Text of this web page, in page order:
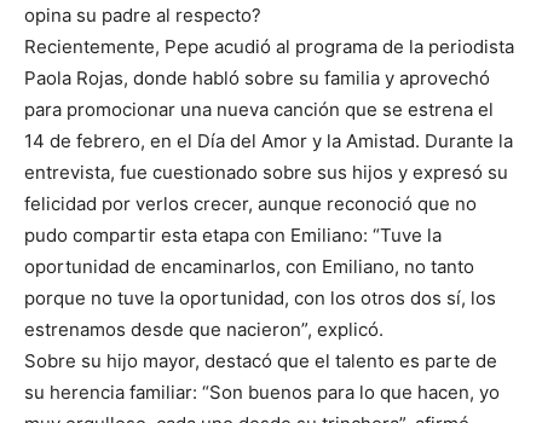
opina su padre al respecto?
Recientemente, Pepe acudió al programa de la periodista
Paola Rojas, donde habló sobre su familia y aprovechó
para promocionar una nueva canción que se estrena el
14 de febrero, en el Día del Amor y la Amistad. Durante la
entrevista, fue cuestionado sobre sus hijos y expresó su
felicidad por verlos crecer, aunque reconoció que no
pudo compartir esta etapa con Emiliano: “Tuve la
oportunidad de encaminarlos, con Emiliano, no tanto
porque no tuve la oportunidad, con los otros dos sí, los
estrenamos desde que nacieron”, explicó.
Sobre su hijo mayor, destacó que el talento es parte de
su herencia familiar: “Son buenos para lo que hacen, yo